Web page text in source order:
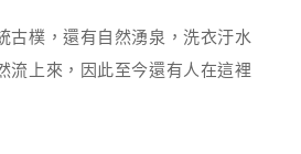
古樸，還有自然湧泉，洗衣汙水
流上來，因此至今還有人在這裡